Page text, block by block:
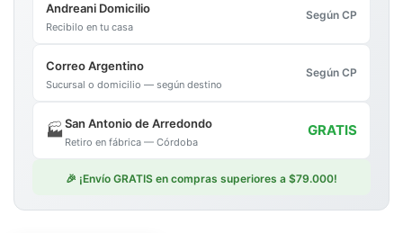
Andreani Domicilio
Recibilo en tu casa
Según CP
Correo Argentino
Sucursal o domicilio — según destino
Según CP
🏭San Antonio de Arredondo
Retiro en fábrica — Córdoba
GRATIS
🎉 ¡Envío GRATIS en compras superiores a $79.000!